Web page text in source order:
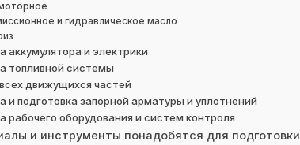
и гидравлическое масло
аккумулятора и электрики
топливной системы
движущихся частей
и подготовка запорной арматуры и уплотнений
рабочего оборудования и систем контроля
и инструменты понадобятся для подготовки